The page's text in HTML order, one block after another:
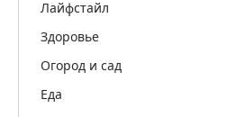
Лайфстайл
Здоровье
Огород и сад
Еда